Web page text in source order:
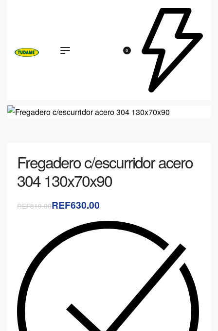
0
Fregadero c/escurridor acero
304 130x70x90
REF819.00REF630.00